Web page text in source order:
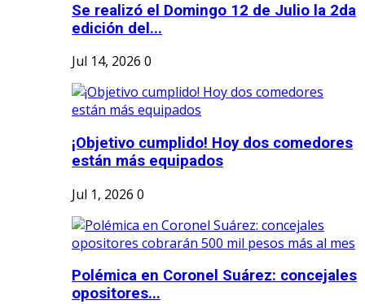
Se realizó el Domingo 12 de Julio la 2da
edición del...
Jul 14, 2026 0
¡Objetivo cumplido! Hoy dos comedores
están más equipados
Jul 1, 2026 0
Polémica en Coronel Suárez: concejales
opositores...